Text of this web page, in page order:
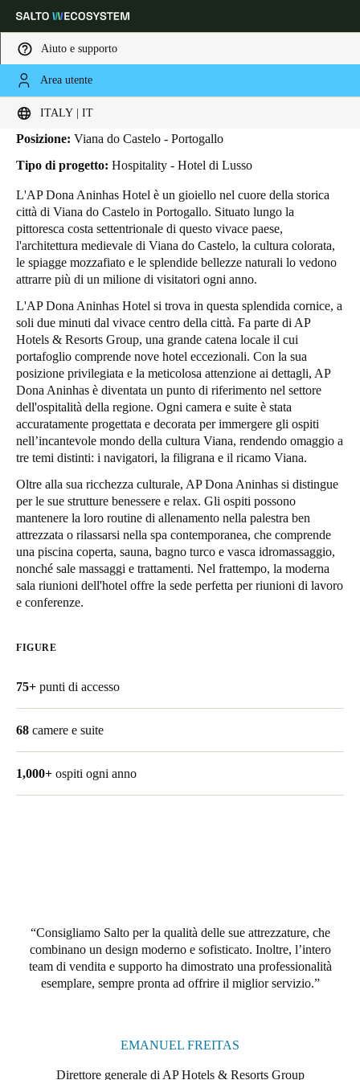
Aiuto e supporto
Area utente
ITALY | IT
Scegli la tua posizione e le impostazioni della lingua
North America
Italy
Germany
Deutsch
Switzerland
Deutsch FrançaisItaliano
United Kingdom
English
Ireland
English
France
Français
Netherlands
Nederlands
English
Portugal
Italy
Polski
Czech Republic
HOME INDUSTRIE
AP Dona Aninhas
Posizione: Viana do Castelo - Portogallo
Tipo di progetto: Hospitality - Hotel di Lusso
L'AP Dona Aninhas Hotel è un gioiello nel cuore della storica
città di Viana do Castelo in Portogallo. Situato lungo la
pittoresca costa settentrionale di questo vivace paese,
l'architettura medievale di Viana do Castelo, la cultura colorata,
le spiagge mozzafiato e le splendide bellezze naturali lo vedono
attrarre più di un milione di visitatori ogni anno.
L'AP Dona Aninhas Hotel si trova in questa splendida cornice, a
soli due minuti dal vivace centro della città. Fa parte di AP
Hotels & Resorts Group, una grande catena locale il cui
portafoglio comprende nove hotel eccezionali. Con la sua
posizione privilegiata e la meticolosa attenzione ai dettagli, AP
Dona Aninhas è diventata un punto di riferimento nel settore
dell'ospitalità della regione. Ogni camera e suite è stata
accuratamente progettata e decorata per immergere gli ospiti
nell’incantevole mondo della cultura Viana, rendendo omaggio a
tre temi distinti: i navigatori, la filigrana e il ricamo Viana.
Oltre alla sua ricchezza culturale, AP Dona Aninhas si distingue
per le sue strutture benessere e relax. Gli ospiti possono
mantenere la loro routine di allenamento nella palestra ben
attrezzata o rilassarsi nella spa contemporanea, che comprende
una piscina coperta, sauna, bagno turco e vasca idromassaggio,
nonché sale massaggi e trattamenti. Nel frattempo, la moderna
sala riunioni dell'hotel offre la sede perfetta per riunioni di lavoro
e conferenze.
FIGURE
75+ punti di accesso
68 camere e suite
1,000+ ospiti ogni anno
Consigliamo Salto per la qualità delle sue attrezzature, che
combinano un design moderno e sofisticato. Inoltre, l’intero
team di vendita e supporto ha dimostrato una professionalità
esemplare, sempre pronta ad offrire il miglior servizio.
EMANUEL FREITAS
Direttore generale di AP Hotels & Resorts Group